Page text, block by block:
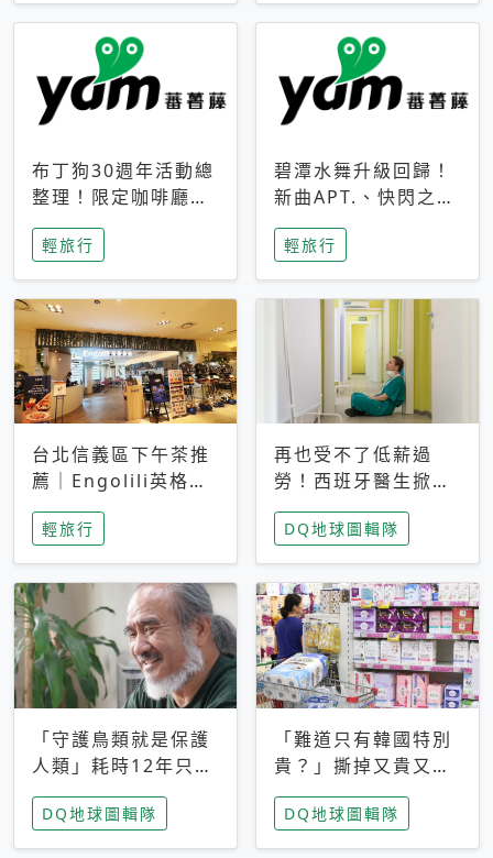
布丁狗30週年活動總
整理！限定咖啡廳、
生日派對到路跑活動
一次看
輕旅行
碧潭水舞升級回歸！
新曲APT.、快閃之夜
到飛板秀，初夏夜遊
亮點一次看
輕旅行
台北信義區下午茶推
薦｜Engolili英格莉
莉統一時代店，花園
秘境雙人套餐必拍熔
岩鬆餅塔
輕旅行
再也受不了低薪過
勞！西班牙醫生掀罷
工潮、近四成護理師
想離職 但外國醫生
能解決問題嗎？
DQ地球圖輯隊
「守護鳥類就是保護
人類」耗時12年只為
追尋台灣最稀有的猛
禽 專訪《飛吧！熊
鷹》導演梁皆得
DQ地球圖輯隊
「難道只有韓國特別
貴？」撕掉又貴又難
用標籤，南韓2026推
公共衛生棉全面免費
DQ地球圖輯隊